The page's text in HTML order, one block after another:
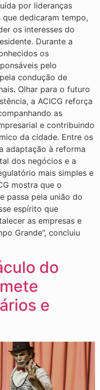
por lideranças
que dedicaram tempo,
os interesses do
Durante a
os
pelo
condução de
Olhar para o futuro
a ACICG reforça
as
e contribuindo
da cidade. Entre os
adaptação à reforma
dos negócios e a
mais simples e
mostra que o
passa pela união do
espírito que
as empresas e
Grande”, concluiu
do
e